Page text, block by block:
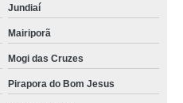
Jundiaí
Mairiporã
Mogi das Cruzes
Pirapora do Bom Jesus